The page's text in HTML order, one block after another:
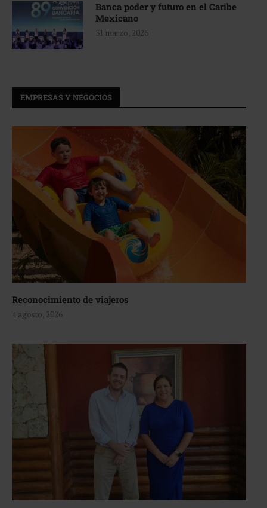
Banca poder y futuro en el Caribe
Mexicano
31 marzo, 2026
EMPRESAS Y NEGOCIOS
Reconocimiento de viajeros
4 agosto, 2026